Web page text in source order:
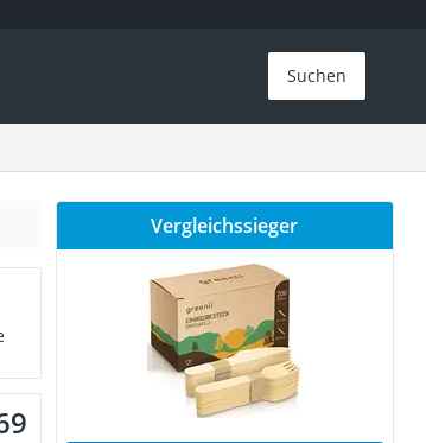
Suchen
Vergleichssieger